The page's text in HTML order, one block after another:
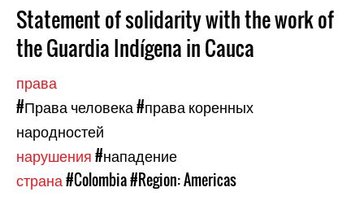
Statement of solidarity with the work of
the Guardia Indígena in Cauca
права
#Права человека#права коренных
народностей
нарушения#нападение
страна#Colombia#Region: Americas